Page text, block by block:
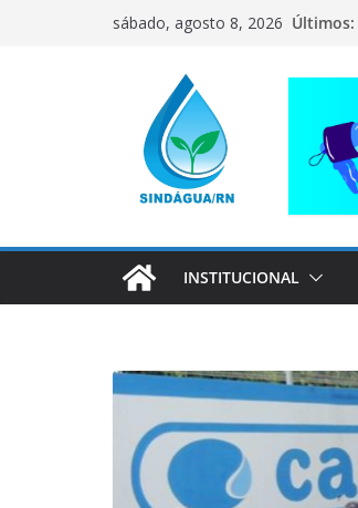
sábado, agosto 8, 2026 Últimos:
INSTITUCIONAL